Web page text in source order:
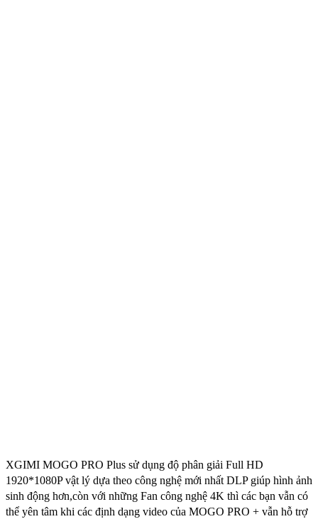
XGIMI MOGO PRO Plus sử dụng độ phân giải Full HD
1920*1080P vật lý dựa theo công nghệ mới nhất DLP giúp hình ảnh
sinh động hơn,còn với những Fan công nghệ 4K thì các bạn vẫn có
thể yên tâm khi các định dạng video của MOGO PRO + vẫn hỗ trợ